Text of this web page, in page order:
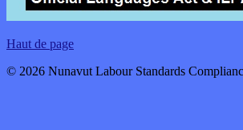
Haut de page
© 2026 Nunavut Labour Standards